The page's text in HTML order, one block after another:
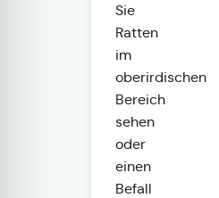
Sie
Ratten
im
oberirdischen
Bereich
sehen
oder
einen
Befall